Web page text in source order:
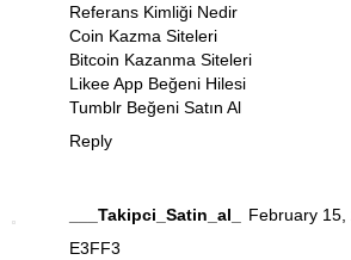
Referans Kimliği Nedir
Coin Kazma Siteleri
Bitcoin Kazanma Siteleri
Likee App Beğeni Hilesi
Tumblr Beğeni Satın Al
Reply
___Takipci_Satin_al_
February 15,
E3FF3